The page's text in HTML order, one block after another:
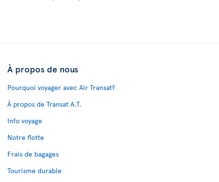
À propos de nous
Pourquoi voyager avec Air Transat?
À propos de Transat A.T.
Info voyage
Notre flotte
Frais de bagages
Tourisme durable